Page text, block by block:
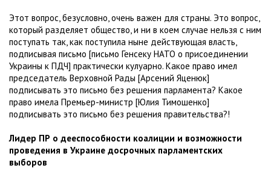
Этот вопрос, безусловно, очень важен для страны. Это вопрос,
который разделяет общество, и ни в коем случае нельзя с ним
поступать так, как поступила ныне действующая власть,
подписывая письмо [письмо Генсеку НАТО о присоединении
Украины к ПДЧ] практически кулуарно. Какое право имел
председатель Верховной Рады [Арсений Яценюк]
подписывать это письмо без решения парламента? Какое
право имела Премьер-министр [Юлия Тимошенко]
подписывать это письмо без решения правительства?!
Лидер ПР о дееспособности коалиции и возможности
проведения в Украине досрочных парламентских
выборов